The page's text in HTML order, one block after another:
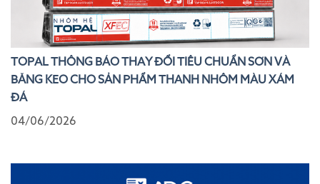
TOPAL THÔNG BÁO THAY ĐỔI TIÊU CHUẨN SƠN VÀ
BĂNG KEO CHO SẢN PHẨM THANH NHÔM MÀU XÁM
ĐÁ
04/06/2026